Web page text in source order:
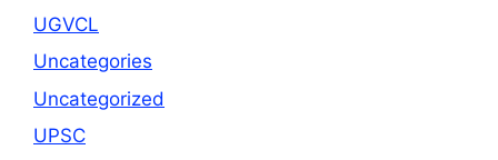
UGVCL
Uncategories
Uncategorized
UPSC